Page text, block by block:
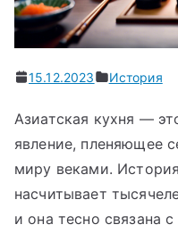
15.12.2023 История
Азиатская кухня —
явление, пленяющее
миру веками.
насчитывает
и она тесно связана